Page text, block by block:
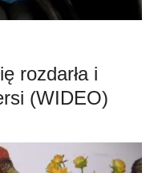
rozdarła i
(WIDEO)